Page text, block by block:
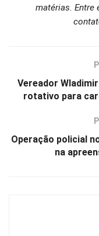
matérias. Entre
Vereador
rotativo para
Operação policial
na